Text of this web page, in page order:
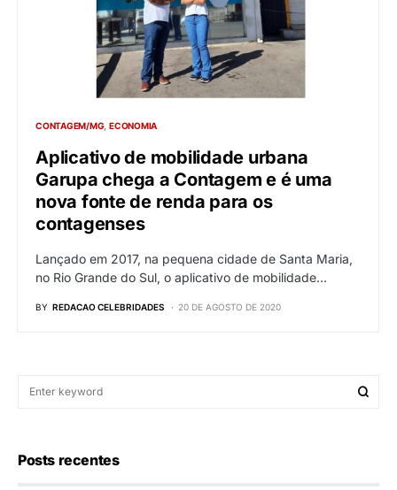
CONTAGEM/MG ECONOMIA
Aplicativo de mobilidade urbana
Garupa chega a Contagem e é uma
nova fonte de renda para os
contagenses
Lançado em 2017, na pequena cidade de Santa Maria,
no Rio Grande do Sul, o aplicativo de mobilidade…
BY REDACAO CELEBRIDADES 20 DE AGOSTO DE 2020
Posts recentes